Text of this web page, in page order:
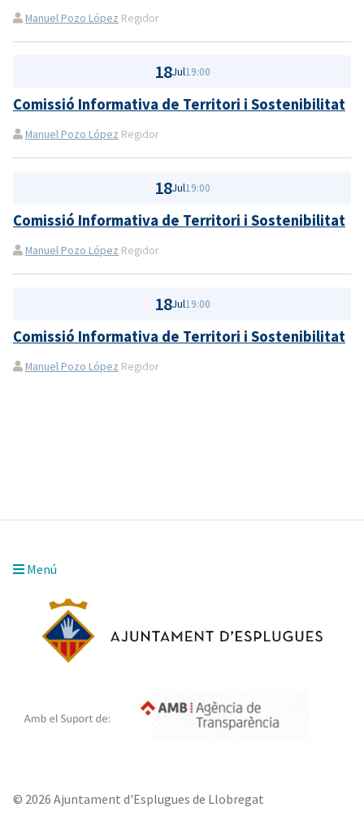
Manuel Pozo López Regidor
18Jul19:00
Comissió Informativa de Territori i Sostenibilitat
Manuel Pozo López Regidor
18Jul19:00
Comissió Informativa de Territori i Sostenibilitat
Manuel Pozo López Regidor
18Jul19:00
Comissió Informativa de Territori i Sostenibilitat
Manuel Pozo López Regidor
Menú
© 2026 Ajuntament d'Esplugues de Llobregat